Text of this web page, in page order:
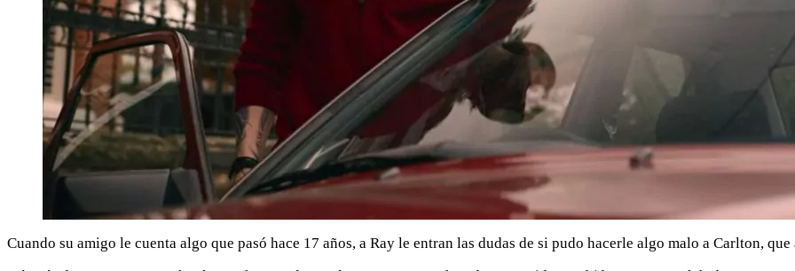
Cuando su amigo le cuenta algo que pasó hace 17 años, a Ray le entran las dudas de si pudo hacerle algo malo a Carlton,